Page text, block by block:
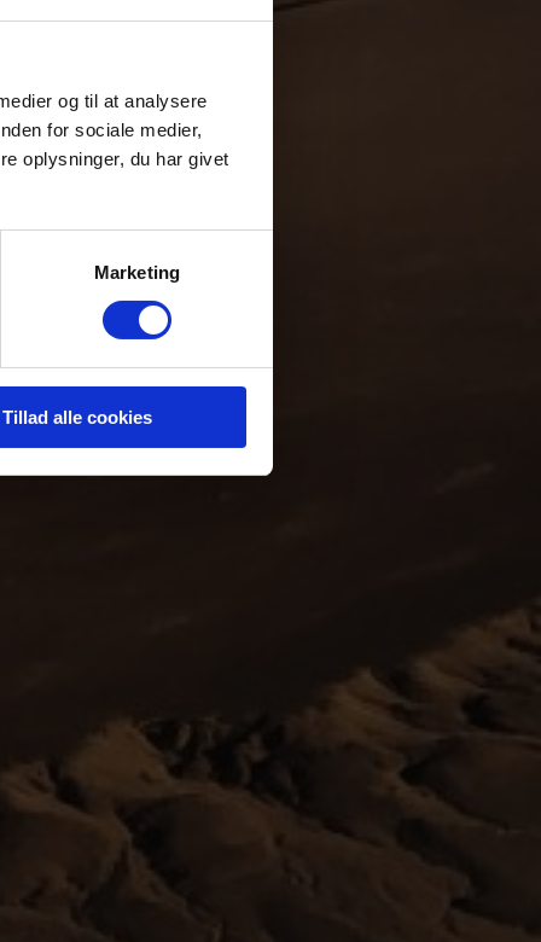
og til at analysere
for sociale medier,
oplysninger, du har givet
Marketing
Tillad alle cookies